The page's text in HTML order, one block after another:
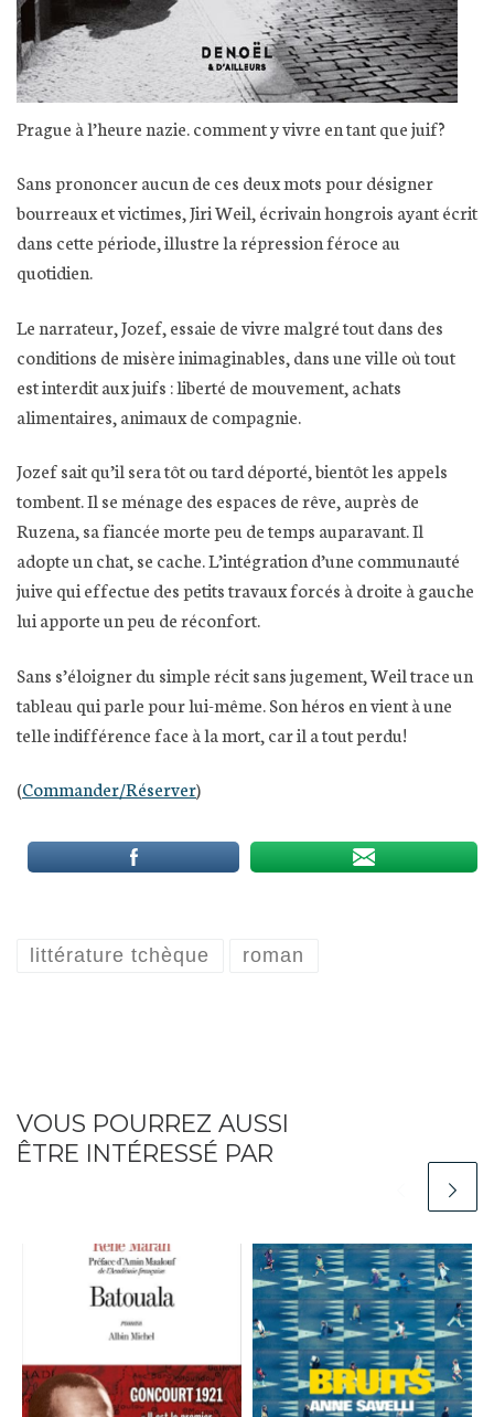
Prague à l’heure nazie. comment y vivre en tant que juif?
Sans prononcer aucun de ces deux mots pour désigner
bourreaux et victimes, Jiri Weil, écrivain hongrois ayant écrit
dans cette période, illustre la répression féroce au
quotidien.
Le narrateur, Jozef, essaie de vivre malgré tout dans des
conditions de misère inimaginables, dans une ville où tout
est interdit aux juifs : liberté de mouvement, achats
alimentaires, animaux de compagnie.
Jozef sait qu’il sera tôt ou tard déporté, bientôt les appels
tombent. Il se ménage des espaces de rêve, auprès de
Ruzena, sa fiancée morte peu de temps auparavant. Il
adopte un chat, se cache. L’intégration d’une communauté
juive qui effectue des petits travaux forcés à droite à gauche
lui apporte un peu de réconfort.
Sans s’éloigner du simple récit sans jugement, Weil trace un
tableau qui parle pour lui-même. Son héros en vient à une
telle indifférence face à la mort, car il a tout perdu!
(Commander/Réserver)
littérature tchèque roman
VOUS POURREZ AUSSI
ÊTRE INTÉRESSÉ PAR